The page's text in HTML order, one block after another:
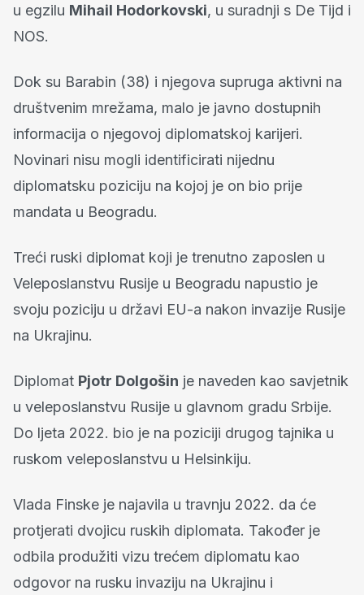
u egzilu Mihail Hodorkovski, u suradnji s De Tijd i
NOS.
Dok su Barabin (38) i njegova supruga aktivni na
društvenim mrežama, malo je javno dostupnih
informacija o njegovoj diplomatskoj karijeri.
Novinari nisu mogli identificirati nijednu
diplomatsku poziciju na kojoj je on bio prije
mandata u Beogradu.
Treći ruski diplomat koji je trenutno zaposlen u
Veleposlanstvu Rusije u Beogradu napustio je
svoju poziciju u državi EU-a nakon invazije Rusije
na Ukrajinu.
Diplomat Pjotr Dolgošin je naveden kao savjetnik
u veleposlanstvu Rusije u glavnom gradu Srbije.
Do ljeta 2022. bio je na poziciji drugog tajnika u
ruskom veleposlanstvu u Helsinkiju.
Vlada Finske je najavila u travnju 2022. da će
protjerati dvojicu ruskih diplomata. Također je
odbila produžiti vizu trećem diplomatu kao
odgovor na rusku invaziju na Ukrajinu i